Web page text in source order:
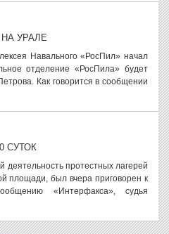
УРАЛЕ
Навального «РосПил» начал
отделение «РосПила» будет
Как говорится в сообщении
СУТОК
протестных лагерей
площади, был вчера приговорен к
«Интерфакса», судья